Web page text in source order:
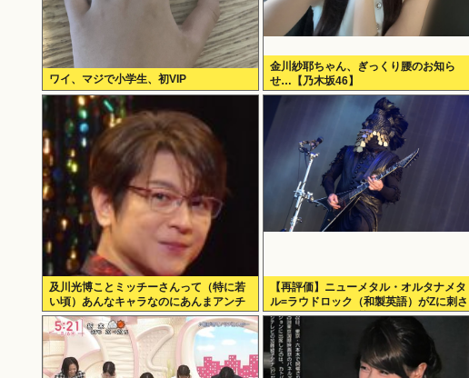
ワイ、マジで小学生、初VIP
金川紗耶ちゃん、ぎっくり腰のお知ら
せ…【乃木坂46】
及川光博ことミッチーさんって（特に若
い頃）あんなキャラなのにあんまアンチ
おらんよな、男でも
【再評価】ニューメタル・オルタナメタ
ル=ラウドロック（和製英語）がZに刺さ
ってるらしい。お前らがキッズの頃好き
だったバンドは何？